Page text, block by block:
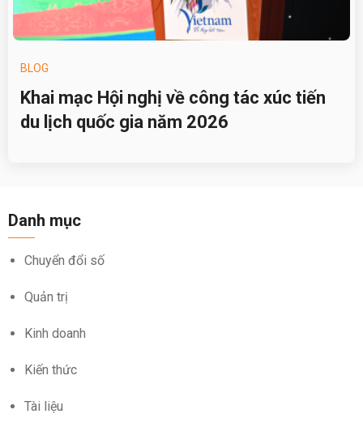
BLOG
Khai mạc Hội nghị về công tác xúc tiến
du lịch quốc gia năm 2026
Danh mục
Chuyển đổi số
Quản trị
Kinh doanh
Kiến thức
Tài liệu